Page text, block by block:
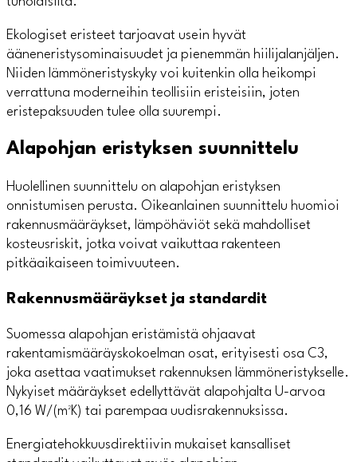
Ekologiset eristeet tarjoavat usein hyvät
ääneneristysominaisuudet ja pienemmän hiilijalanjäljen.
Niiden lämmöneristyskyky voi kuitenkin olla heikompi
verrattuna moderneihin teollisiin eristeisiin, joten
eristepaksuuden tulee olla suurempi.
Alapohjan eristyksen suunnittelu
Huolellinen suunnittelu on alapohjan eristyksen
onnistumisen perusta. Oikeanlainen suunnittelu huomioi
rakennusmääräykset, lämpöhäviöt sekä mahdolliset
kosteusriskit, jotka voivat vaikuttaa rakenteen
pitkäaikaiseen toimivuuteen.
Rakennusmääräykset ja standardit
Suomessa alapohjan eristämistä ohjaavat
rakentamismääräyskokoelman osat, erityisesti osa C3,
joka asettaa vaatimukset rakennuksen lämmöneristykselle.
Nykyiset määräykset edellyttävät alapohjalta U-arvoa
0,16 W/(m²K) tai parempaa uudisrakennuksissa.
Energiatehokkuusdirektiivin mukaiset kansalliset